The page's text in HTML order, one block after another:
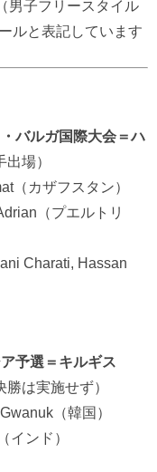
男子フリースタイル
ルと表記しています
バルガ国際大会＝ハ
出場）
（カザフスタン）
（プエルトリ
Charati, Hassan
予選＝キルギス
は実施せず）
（韓国）
ンド）